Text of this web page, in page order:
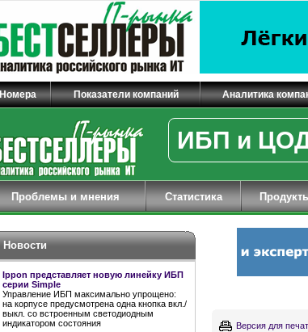
Номера Показатели компаний Аналитика
ИБП и
Проблемы и мнения Статистика
Новости
Ippon представляет новую линейку ИБП
серии Simple
Управление ИБП максимально упрощено:
на корпусе предусмотрена одна кнопка вкл./
выкл. со встроенным светодиодным
индикатором состояния
Версия для